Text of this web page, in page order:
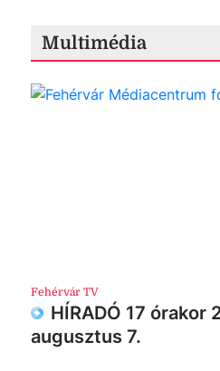
Multimédia
Fehérvár TV
HÍRADÓ 17 órakor
augusztus 7.